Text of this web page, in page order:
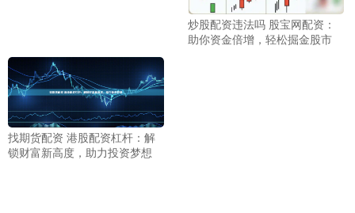
炒股配资违法吗 股宝网配资：
助你资金倍增，轻松掘金股市
找期货配资 港股配资杠杆：解
锁财富新高度，助力投资梦想